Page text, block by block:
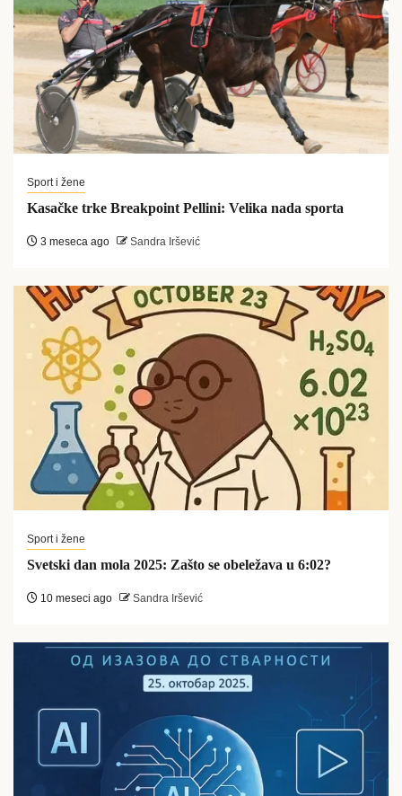
Sport i žene
Kasačke trke Breakpoint Pellini: Velika nada sporta
3 meseca ago Sandra Iršević
Sport i žene
Svetski dan mola 2025: Zašto se obeležava u 6:02?
10 meseci ago Sandra Iršević